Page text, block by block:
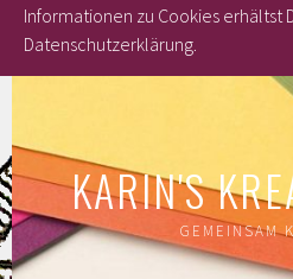
Inhalt
KARIN'S
GEMEINSAM
Informationen zu Cookies erhältst
Datenschutzerklärung.